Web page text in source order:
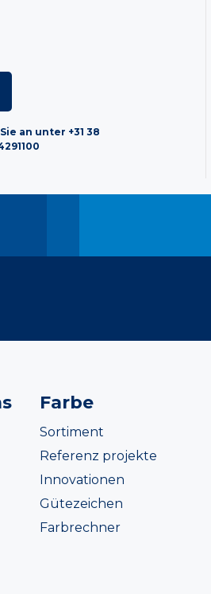
an unter +31 38
Farbe
Sortiment
Referenz projekte
Innovationen
Gütezeichen
Farbrechner